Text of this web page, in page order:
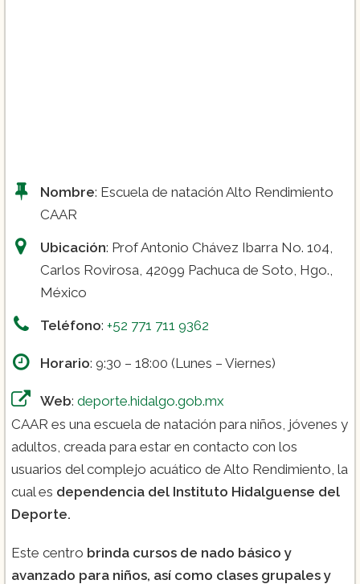
Nombre: Escuela de natación Alto Rendimiento
CAAR
Ubicación: Prof Antonio Chávez Ibarra No. 104,
Carlos Rovirosa, 42099 Pachuca de Soto, Hgo.,
México
Teléfono: +52 771 711 9362
Horario: 9:30 – 18:00 (Lunes – Viernes)
Web: deporte.hidalgo.gob.mx
CAAR es una escuela de natación para niños, jóvenes y
adultos, creada para estar en contacto con los
usuarios del complejo acuático de Alto Rendimiento, la
cual es dependencia del Instituto Hidalguense del
Deporte.
Este centro brinda cursos de nado básico y
avanzado para niños, así como clases grupales y